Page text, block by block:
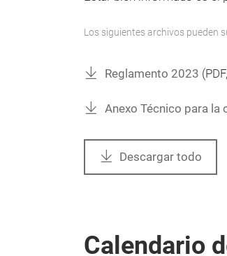
Los siguientes archivos pueden
Reglamento 2023 (PDF
Anexo Técnico para
Descargar todo
Calendario